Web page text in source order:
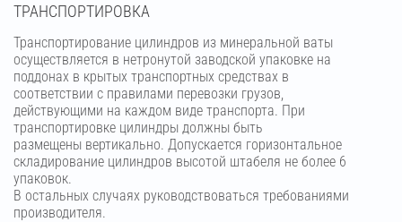
ТРАНСПОРТИРОВКА
Транспортирование цилиндров из минеральной ваты
осуществляется в нетронутой заводской упаковке на
поддонах в крытых транспортных средствах в
соответствии с правилами перевозки грузов,
действующими на каждом виде транспорта. При
транспортировке цилиндры должны быть
размещены вертикально. Допускается горизонтальное
складирование цилиндров высотой штабеля не более 6
упаковок.
В остальных случаях руководствоваться требованиями
производителя.